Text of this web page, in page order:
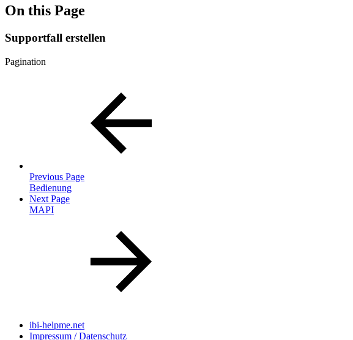
On this Page
Supportfall erstellen
Pagination
Previous Page
Bedienung
Next Page
MAPI
ibi-helpme.net
Impressum / Datenschutz